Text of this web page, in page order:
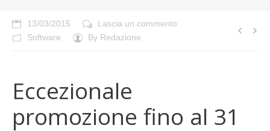
13/03/2015
Lascia un commento
Software
By Redazione
Eccezionale
promozione fino al 31